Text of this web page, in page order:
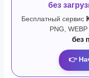
без
Бесплатный сервис
PNG,
без
👉